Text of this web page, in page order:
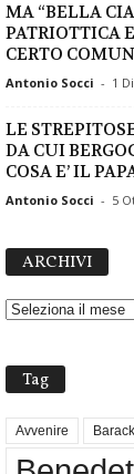
MA “BELLA
PATRIOTTICA
CERTO
Antonio Socci - 1
LE
DA CUI
COSA E’ IL
Antonio Socci - 5
ARCHIVI
H
Tag
Avvenire